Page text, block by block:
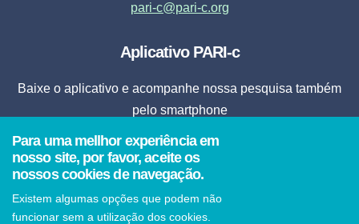
pari-c@pari-c.org
Aplicativo PARI-c
Baixe o aplicativo e acompanhe nossa pesquisa também
pelo smartphone
Fazer Download
smartphone.
Para uma mellhor experiência em
nosso site, por favor, aceite os
nossos cookies de navegação.
Existem algumas opções que podem não
funcionar sem a utilização dos cookies.